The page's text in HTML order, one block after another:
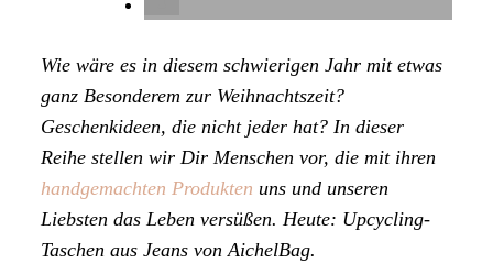
Wie wäre es in diesem schwierigen Jahr mit etwas
ganz Besonderem zur Weihnachtszeit?
Geschenkideen, die nicht jeder hat? In dieser
Reihe stellen wir Dir Menschen vor, die mit ihren
handgemachten Produkten uns und unseren
Liebsten das Leben versüßen. Heute: Upcycling-
Taschen aus Jeans von AichelBag.